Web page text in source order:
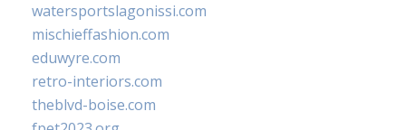
watersportslagonissi.com
mischieffashion.com
eduwyre.com
retro-interiors.com
theblvd-boise.com